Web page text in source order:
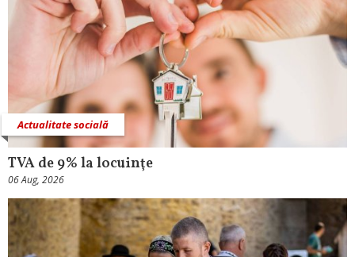
Actualitate socială
TVA de 9% la locuinţe
06 Aug, 2026